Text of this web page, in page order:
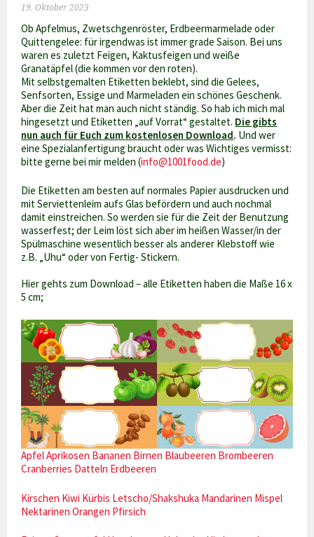
19. Oktober 2023
Ob Apfelmus, Zwetschgenröster, Erdbeermarmelade oder
Quittengelee: für irgendwas ist immer grade Saison. Bei uns
waren es zuletzt Feigen, Kaktusfeigen und weiße
Granatäpfel (die kommen vor den roten).
Mit selbstgemalten Etiketten beklebt, sind die Gelees,
Senfsorten, Essige und Marmeladen ein schönes Geschenk.
Aber die Zeit hat man auch nicht ständig. So hab ich mich mal
hingesetzt und Etiketten „auf Vorrat“ gestaltet. Die gibts
nun auch für Euch zum kostenlosen Download. Und wer
eine Spezialanfertigung braucht oder was Wichtiges vermisst:
bitte gerne bei mir melden (info@1001food.de)
Die Etiketten am besten auf normales Papier ausdrucken und
mit Serviettenleim aufs Glas befördern und auch nochmal
damit einstreichen. So werden sie für die Zeit der Benutzung
wasserfest; der Leim löst sich aber im heißen Wasser/in der
Spülmaschine wesentlich besser als anderer Klebstoff wie
z.B. „Uhu“ oder von Fertig- Stickern.
Hier gehts zum Download – alle Etiketten haben die Maße 16 x
5 cm;
ApfelAprikosen Bananen Birnen Blaubeeren Brombeeren
Cranberries Datteln Erdbeeren
Kirschen Kiwi Kürbis Letscho/Shakshuka Mandarinen Mispel
NektarinenOrangen Pfirsich